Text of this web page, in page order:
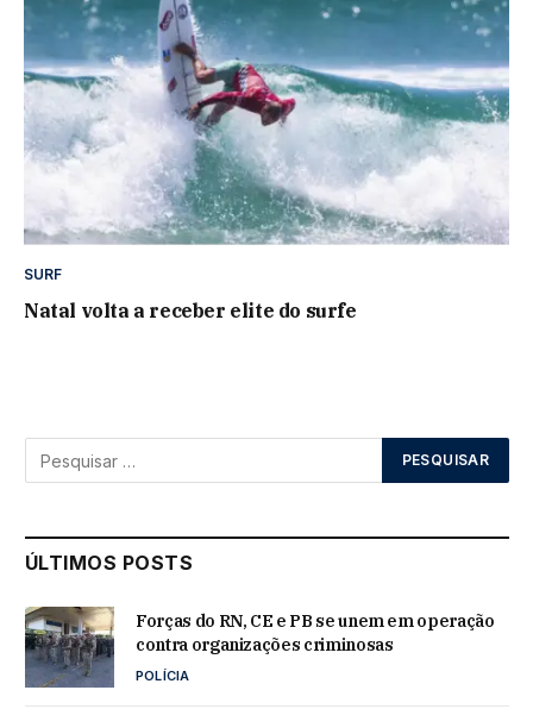
SURF
Natal volta a receber elite do surfe
ÚLTIMOS POSTS
Forças do RN, CE e PB se unem em operação
contra organizações criminosas
POLÍCIA